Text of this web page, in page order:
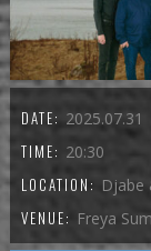
DATE: 2025.07.31
TIME: 20:30
LOCATION: Djabe
VENUE: Freya